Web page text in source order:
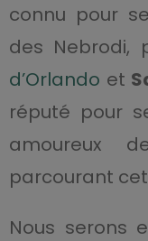
connu pour
des Nebrodi,
d’Orlando et
réputé pour
amoureux
parcourant
Nous serons